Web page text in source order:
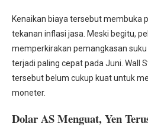
Kenaikan biaya tersebut membuka
tekanan inflasi jasa. Meski begitu,
memperkirakan pemangkasan suku
terjadi paling cepat pada Juni. Wall
tersebut belum cukup kuat untuk
moneter.
Dolar AS Menguat, Yen